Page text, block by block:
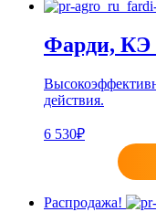
Фарди, КЭ
действия.
6 530₽
Распродажа!